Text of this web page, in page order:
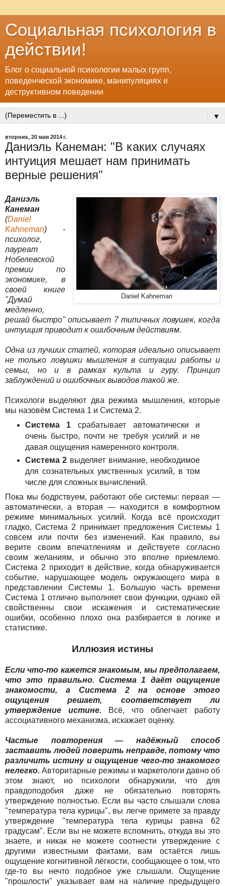
Социальная психология в
действии!
Блог о социальной психологии малых групп,
поведенческой экономике, манипуляциях и
деструктивном поведении
▼
вторник, 20 мая 2014 г.
Даниэль Канеман: "В каких случаях
интуиция мешает нам принимать
верные решения"
Daniel Kahneman
Даниэль
Канеман
(Daniel
Kahneman) -
психолог,
лауреат
Нобелевской
премии по
экономике, в
своей книге
"Думай
медленно,
решай быстро" описывает 7 типичных ловушек, когда
интуиция приводит к ошибочным действиям.
Одна из лучших статей, которая идеально описывает
не только ловушки мышления в ситуации работы и
семьи, но и в рамках культа и гуру. Принцип
заблуждений и ошибочных выводов такой же.
Психологи выделяют два режима мышления, которые
мы назовём Система 1 и Система 2.
Система 1 срабатывает автоматически и
очень быстро, почти не требуя усилий и не
давая ощущения намеренного контроля.
Система 2 выделяет внимание, необходимое
для сознательных умственных усилий, в том
числе для сложных вычислений.
Пока мы бодрствуем, работают обе системы: первая —
автоматически, а вторая — находится в комфортном
режиме минимальных усилий. Когда всё происходит
гладко, Система 2 принимает предложения Системы 1
совсем или почти без изменений. Как правило, вы
верите своим впечатлениям и действуете согласно
своим желаниям, и обычно это вполне приемлемо.
Система 2 приходит в действие, когда обнаруживается
событие, нарушающее модель окружающего мира в
представлении Системы 1. Большую часть времени
Система 1 отлично выполняет свои функции, однако ей
свойственны свои искажения и систематические
ошибки, особенно плохо она разбирается в логике и
статистике.
Иллюзия истины
Если что-то кажется знакомым, мы предполагаем,
что это правильно. Система 1 даёт ощущение
знакомости, а Система 2 на основе этого
ощущения решает, соответствует ли
утверждение истине. Всё, что облегчает работу
ассоциативного механизма, искажает оценку.
Частые повторения — надёжный способ
заставить людей поверить неправде, потому что
различить истину и ощущение чего-то знакомого
нелегко. Авторитарные режимы и маркетологи давно об
этом знают, но психологи обнаружили, что для
правдоподобия даже не обязательно повторять
утверждение полностью. Если вы часто слышали слова
"температура тела курицы", вы легче примете за правду
утверждение "температура тела курицы равна 62
градусам". Если вы не можете вспомнить, откуда вы это
знаете, и никак не можете соотнести утверждение с
другими известными фактами, вам остаётся лишь
ощущение когнитивной лёгкости, сообщающее о том, что
где-то вы нечто подобное уже слышали. Ощущение
"прошлости" указывает вам на наличие предыдущего